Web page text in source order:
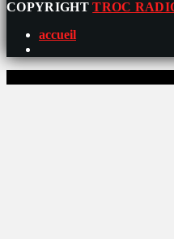
COPYRIGHTTROC
accueil